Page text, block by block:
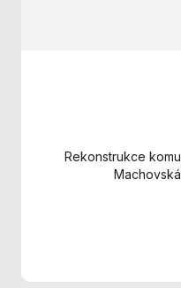
Rekonstrukce